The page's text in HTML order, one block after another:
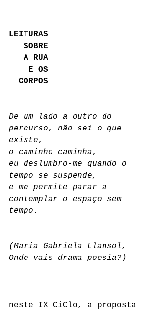
LEITURAS
   SOBRE
   A RUA
    E OS
  CORPOS
De um lado a outro do
percurso, não sei o que
existe,
o caminho caminha,
eu deslumbro-me quando o
tempo se suspende,
e me permite parar a
contemplar o espaço sem
tempo.
(Maria Gabriela Llansol,
Onde vais drama-poesia?)
neste IX CiClo, a proposta